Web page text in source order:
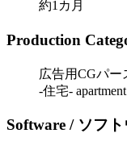
約1カ月
Production
広告用CGパー
-住宅- apartment
Software / ソフ